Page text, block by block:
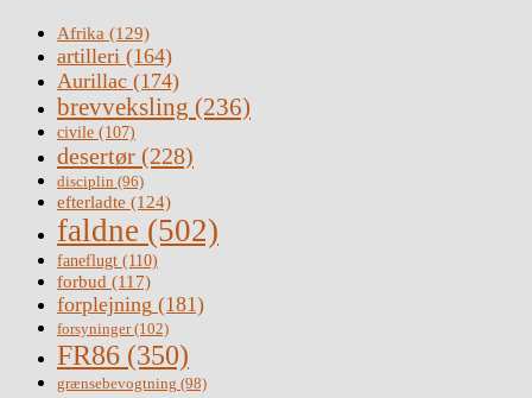
Afrika (129)
artilleri (164)
Aurillac (174)
brevveksling (236)
civile (107)
desertør (228)
disciplin (96)
efterladte (124)
faldne (502)
faneflugt (110)
forbud (117)
forplejning (181)
forsyninger(102)
FR86 (350)
grænsebevogtning (98)